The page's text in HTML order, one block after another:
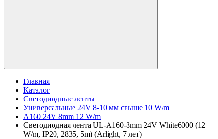
Главная
Каталог
Светодиодные ленты
Универсальные 24V 8-10 мм свыше 10 W/m
A160 24V 8mm 12 W/m
Светодиодная лента UL-A160-8mm 24V White6000 (12
W/m, IP20, 2835, 5m) (Arlight, 7 лет)